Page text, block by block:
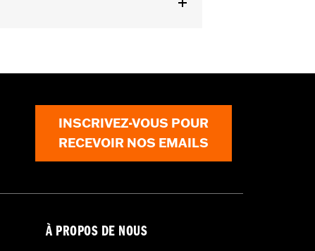
INSCRIVEZ-VOUS POUR
RECEVOIR NOS EMAILS
À PROPOS DE NOUS